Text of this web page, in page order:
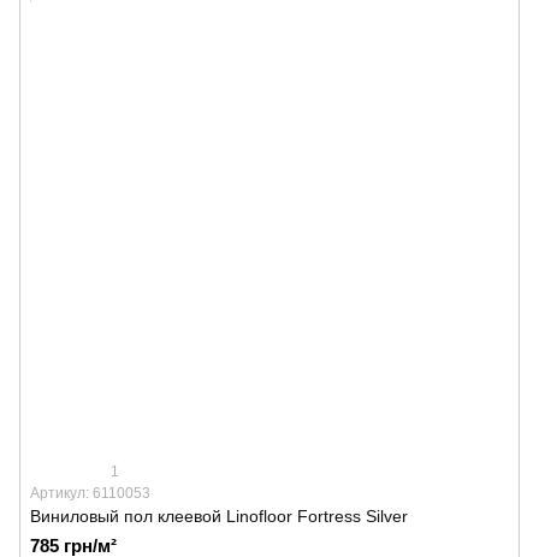
1
Артикул: 6110053
Виниловый пол клеевой Linofloor Fortress Silver
785 грн/м²